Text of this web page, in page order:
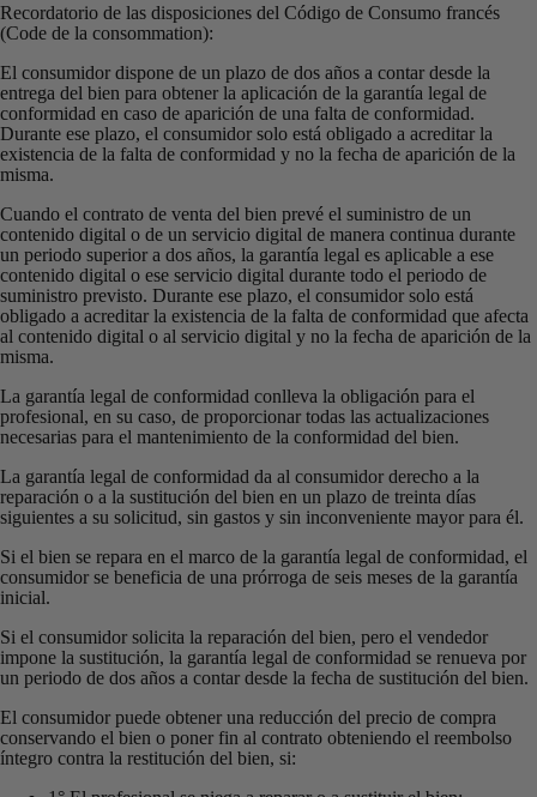
Recordatorio de las disposiciones del Código de Consumo francés
(Code de la consommation):
El consumidor dispone de un plazo de dos años a contar desde la
entrega del bien para obtener la aplicación de la garantía legal de
conformidad en caso de aparición de una falta de conformidad.
Durante ese plazo, el consumidor solo está obligado a acreditar la
existencia de la falta de conformidad y no la fecha de aparición de la
misma.
Cuando el contrato de venta del bien prevé el suministro de un
contenido digital o de un servicio digital de manera continua durante
un periodo superior a dos años, la garantía legal es aplicable a ese
contenido digital o ese servicio digital durante todo el periodo de
suministro previsto. Durante ese plazo, el consumidor solo está
obligado a acreditar la existencia de la falta de conformidad que afecta
al contenido digital o al servicio digital y no la fecha de aparición de la
misma.
La garantía legal de conformidad conlleva la obligación para el
profesional, en su caso, de proporcionar todas las actualizaciones
necesarias para el mantenimiento de la conformidad del bien.
La garantía legal de conformidad da al consumidor derecho a la
reparación o a la sustitución del bien en un plazo de treinta días
siguientes a su solicitud, sin gastos y sin inconveniente mayor para él.
Si el bien se repara en el marco de la garantía legal de conformidad, el
consumidor se beneficia de una prórroga de seis meses de la garantía
inicial.
Si el consumidor solicita la reparación del bien, pero el vendedor
impone la sustitución, la garantía legal de conformidad se renueva por
un periodo de dos años a contar desde la fecha de sustitución del bien.
El consumidor puede obtener una reducción del precio de compra
conservando el bien o poner fin al contrato obteniendo el reembolso
íntegro contra la restitución del bien, si: